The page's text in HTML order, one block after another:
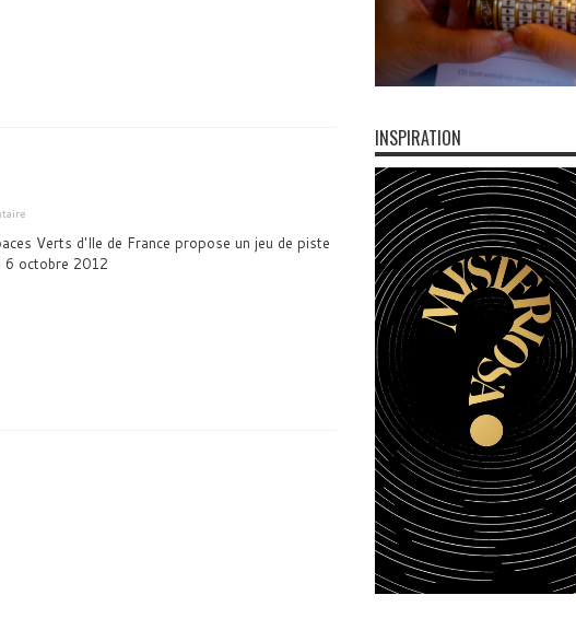
Verts d'Ile de France propose un jeu de piste
6 octobre 2012
INSPIRATION